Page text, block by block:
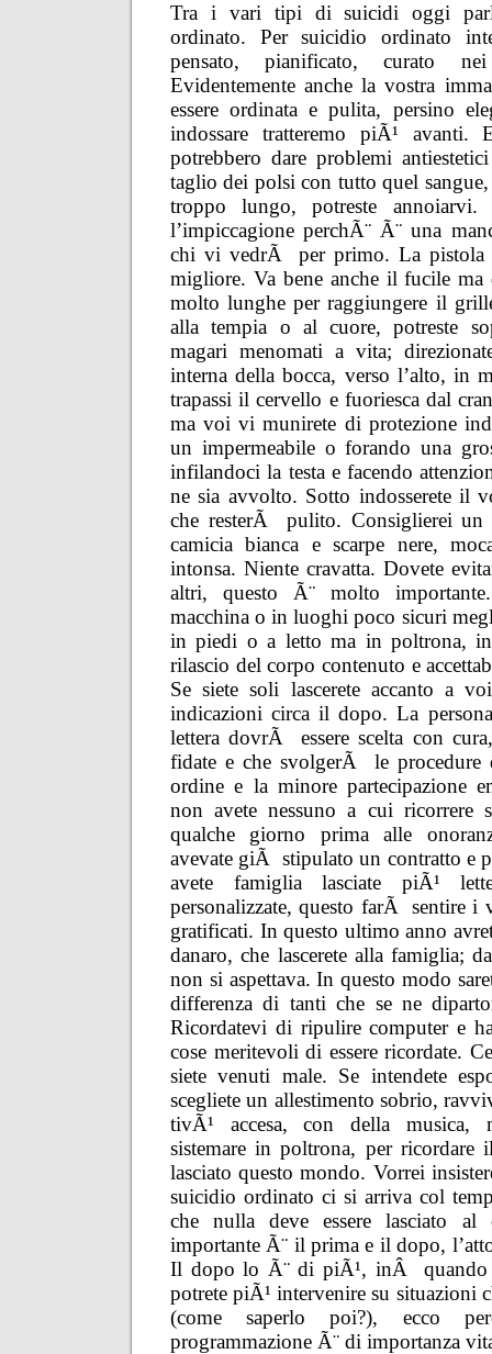
Tra i vari tipi di suicidi oggi
ordinato. Per suicidio ordinato
pensato, pianificato, curato
Evidentemente anche la vostra
essere ordinata e pulita, persino
indossare tratteremo piÃ¹ avanti.
potrebbero dare problemi
taglio dei polsi con tutto quel
troppo lungo, potreste annoiarvi.
l’impiccagione perchÃ¨ Ã¨ una
chi vi vedrÃ per primo. La pistola
migliore. Va bene anche il fucile ma
molto lunghe per raggiungere il
alla tempia o al cuore, potreste
magari menomati a vita;
interna della bocca, verso l’alto, in
trapassi il cervello e fuoriesca dal
ma voi vi munirete di protezione
un impermeabile o forando una
infilandoci la testa e facendo
ne sia avvolto. Sotto indosserete il
che resterÃ pulito. Consiglierei un
camicia bianca e scarpe nere,
intonsa. Niente cravatta. Dovete
altri, questo Ã¨ molto
macchina o in luoghi poco sicuri
in piedi o a letto ma in poltrona,
rilascio del corpo contenuto e
Se siete soli lascerete accanto a
indicazioni circa il dopo. La
lettera dovrÃ essere scelta con
fidate e che svolgerÃ le procedure
ordine e la minore partecipazione
non avete nessuno a cui ricorrere
qualche giorno prima alle
avevate giÃ stipulato un contratto e
avete famiglia lasciate piÃ¹
personalizzate, questo farÃ sentire
gratificati. In questo ultimo anno
danaro, che lascerete alla famiglia;
non si aspettava. In questo modo
differenza di tanti che se ne
Ricordatevi di ripulire computer e
cose meritevoli di essere ricordate.
siete venuti male. Se intendete
scegliete un allestimento sobrio,
tivÃ¹ accesa, con della musica,
sistemare in poltrona, per
lasciato questo mondo. Vorrei
suicidio ordinato ci si arriva col
che nulla deve essere lasciato al
importante Ã¨ il prima e il dopo,
Il dopo lo Ã¨ di piÃ¹, inÂ quando
potrete piÃ¹ intervenire su situazioni
(come saperlo poi?), ecco
programmazione Ã¨ di importanza